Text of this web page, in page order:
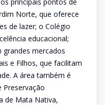
Norte, que oferece
de lazer; o Colégio
educacional;
mercados
e Filhos, que facilitam
A área também é
Preservação
de Mata Nativa,